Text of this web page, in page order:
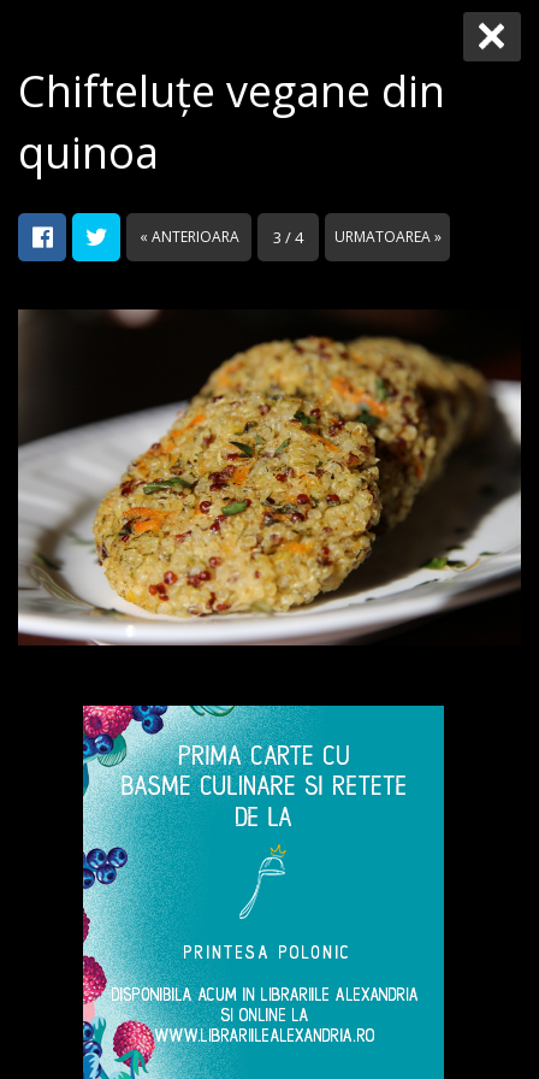
Chifteluțe vegane din
quinoa
« ANTERIOARA 3 / 4 URMATOAREA »